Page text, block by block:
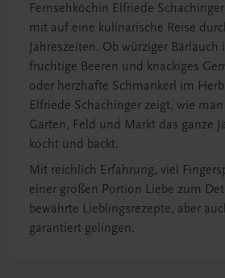
Fernsehköchin Elfriede
mit auf eine kulinarische Reise
Jahreszeiten. Ob würziger Bärlauch
fruchtige Beeren und knackiges
oder herzhafte Schmankerl im
Elfriede Schachinger zeigt, wie
Garten, Feld und Markt das ganze
kocht und bäckt.
Mit reichlich Erfahrung, viel
einer großen Portion Liebe zum
bewährte Lieblingsrezepte, aber
garantiert gelingen.